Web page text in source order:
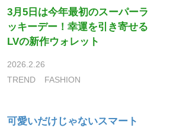
3月5日は今年最初のスーパーラ
ッキーデー！幸運を引き寄せる
LVの新作ウォレット
2026.2.26
TREND
FASHION
可愛いだけじゃないスマート